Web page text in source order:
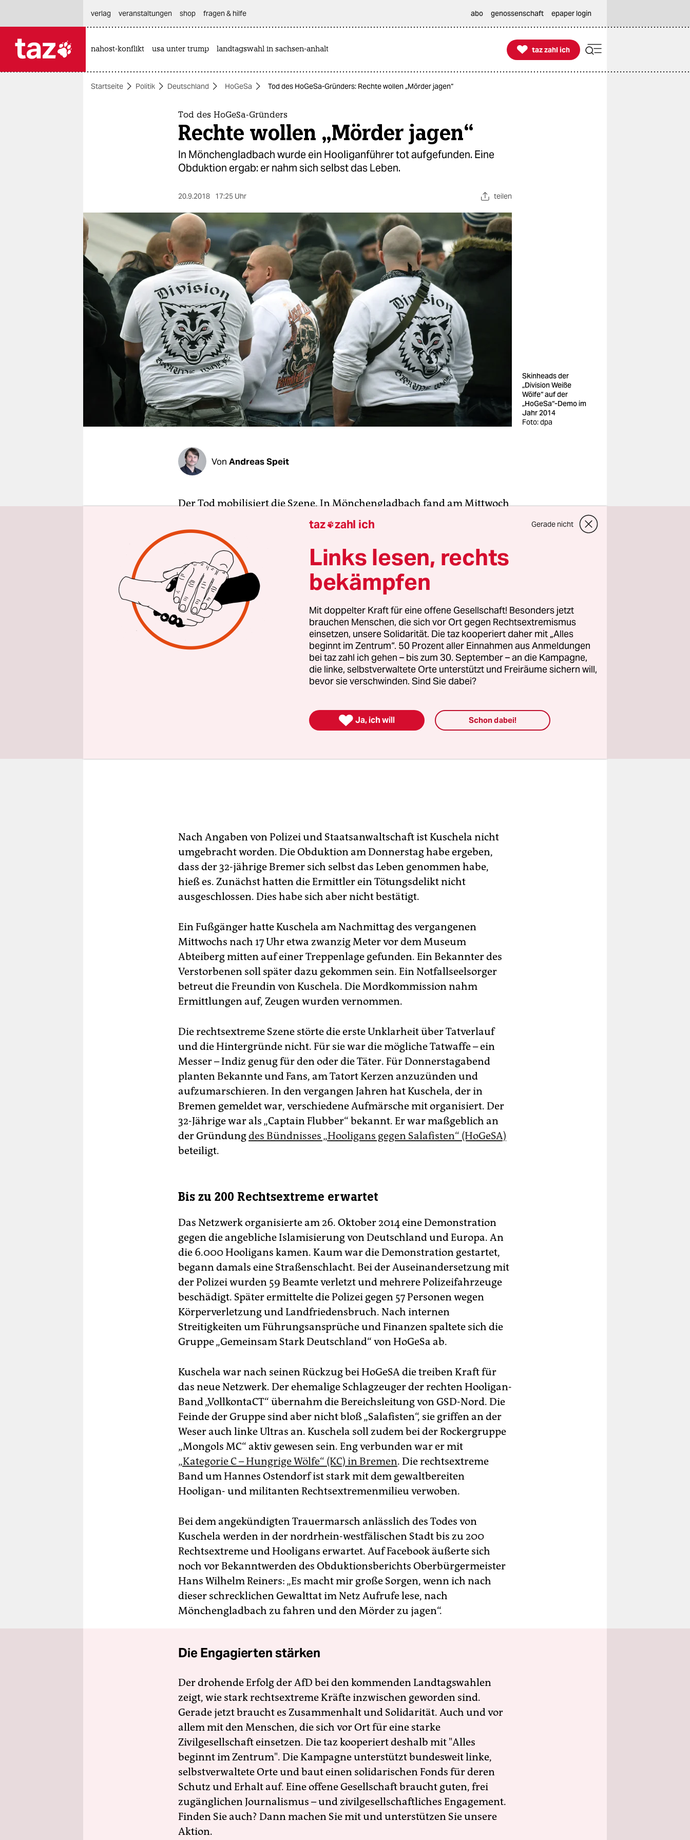
themen
wahrheit
verlag
verlag
veranstaltungen
fragen & hilfe
unterstützen
verlag
veranstaltungen shop fragen & hilfe abo genossenschaft epaper login
nahost-konflikt usa unter trump landtagswahl in sachsen-anhalt 
taz zahl ich
taz zahl ich
Startseite Politik Deutschland HoGeSa Tod des HoGeSa-Gründers: Rechte wollen „Mörder jagen“
Tod des HoGeSa-Gründers
Rechte wollen „Mörder jagen“
In Mönchengladbach wurde ein Hooliganführer tot aufgefunden. Eine
Obduktion ergab: er nahm sich selbst das Leben.
20.9.2018 17:25 Uhr teilen
Skinheads der
„Division Weiße
Wölfe“ auf der
„HoGeSa“-Demo im
Jahr 2014
Foto: dpa
Von Andreas Speit
Der Tod mobilisiert die Szene. In Mönchengladbach fand am Mittwoch
ein Passant den rechtsextremen Hooligananführer Marcel Kuschela
mit Stichverletzungen auf dem Boden in einer Blutlache. Die
Rettungskräfte konnten nur noch den Tod feststellen.
„Die Mobilisierung aus diesem Spektrum ist uns bekannt“, sagt eine
Pressesprecherin der Polizei. Die Anmeldung für einen Marsch läge
vor, aber die Kooperationsgespräche stünden aus. Die Durchführung
des Marsches sei noch nicht sicher, sagt die Sprecherin der taz.
Nach Angaben von Polizei und Staatsanwaltschaft ist Kuschela nicht
umgebracht worden. Die Obduktion am Donnerstag habe ergeben,
dass der 32-jährige Bremer sich selbst das Leben genommen habe,
hieß es. Zunächst hatten die Ermittler ein Tötungsdelikt nicht
ausgeschlossen. Dies habe sich aber nicht bestätigt.
Ein Fußgänger hatte Kuschela am Nachmittag des vergangenen
Mittwochs nach 17 Uhr etwa zwanzig Meter vor dem Museum
Abteiberg mitten auf einer Treppenlage gefunden. Ein Bekannter des
Verstorbenen soll später dazu gekommen sein. Ein Notfallseelsorger
betreut die Freundin von Kuschela. Die Mordkommission nahm
Ermittlungen auf, Zeugen wurden vernommen.
Die rechtsextreme Szene störte die erste Unklarheit über Tatverlauf
und die Hintergründe nicht. Für sie war die mögliche Tatwaffe – ein
Messer – Indiz genug für den oder die Täter. Für Donnerstagabend
planten Bekannte und Fans, am Tatort Kerzen anzuzünden und
aufzumarschieren. In den vergangen Jahren hat Kuschela, der in
Bremen gemeldet war, verschiedene Aufmärsche mit organisiert. Der
32-Jährige war als „Captain Flubber“ bekannt. Er war maßgeblich an
der Gründungdes Bündnisses „Hooligans gegen Salafisten“ (HoGeSA)
beteiligt.
Bis zu 200 Rechtsextreme erwartet
Das Netzwerk organisierte am 26. Oktober 2014 eine Demonstration
gegen die angebliche Islamisierung von Deutschland und Europa. An
die 6.000 Hooligans kamen. Kaum war die Demonstration gestartet,
begann damals eine Straßenschlacht. Bei der Auseinandersetzung mit
der Polizei wurden 59 Beamte verletzt und mehrere Polizeifahrzeuge
beschädigt. Später ermittelte die Polizei gegen 57 Personen wegen
Körperverletzung und Landfriedensbruch. Nach internen
Streitigkeiten um Führungsansprüche und Finanzen spaltete sich die
Gruppe „Gemeinsam Stark Deutschland“ von HoGeSa ab.
Kuschela war nach seinen Rückzug bei HoGeSA die treiben Kraft für
das neue Netzwerk. Der ehemalige Schlagzeuger der rechten Hooligan-
Band „VollkontaCT“ übernahm die Bereichsleitung von GSD-Nord. Die
Feinde der Gruppe sind aber nicht bloß „Salafisten“, sie griffen an der
Weser auch linke Ultras an. Kuschela soll zudem bei der Rockergruppe
„Mongols MC“ aktiv gewesen sein. Eng verbunden war er mit
„Kategorie C – Hungrige Wölfe“ (KC) in Bremen. Die rechtsextreme
Band um Hannes Ostendorf ist stark mit dem gewaltbereiten
Hooligan- und militanten Rechtsextremenmilieu verwoben.
Bei dem angekündigten Trauermarsch anlässlich des Todes von
Kuschela werden in der nordrhein-westfälischen Stadt bis zu 200
Rechtsextreme und Hooligans erwartet. Auf Facebook äußerte sich
noch vor Bekanntwerden des Obduktionsberichts Oberbürgermeister
Hans Wilhelm Reiners: „Es macht mir große Sorgen, wenn ich nach
dieser schrecklichen Gewalttat im Netz Aufrufe lese, nach
Mönchengladbach zu fahren und den Mörder zu jagen“.
Die Engagierten stärken
Der drohende Erfolg der AfD bei den kommenden Landtagswahlen
zeigt, wie stark rechtsextreme Kräfte inzwischen geworden sind.
Gerade jetzt braucht es Zusammenhalt und Solidarität. Auch und vor
allem mit den Menschen, die sich vor Ort für eine starke
Zivilgesellschaft einsetzen. Die taz kooperiert deshalb mit "Alles
beginnt im Zentrum". Die Kampagne unterstützt bundesweit linke,
selbstverwaltete Orte und baut einen solidarischen Fonds für deren
Schutz und Erhalt auf. Eine offene Gesellschaft braucht guten, frei
zugänglichen Journalismus – und zivilgesellschaftliches Engagement.
Finden Sie auch? Dann machen Sie mit und unterstützen Sie unsere
Aktion.
taz zahl ich Gerade nicht
Links lesen, rechts
bekämpfen
Mit doppelter Kraft für eine offene Gesellschaft! Besonders jetzt
brauchen Menschen, die sich vor Ort gegen Rechtsextremismus
einsetzen, unsere Solidarität. Die taz kooperiert daher mit „Alles
beginnt im Zentrum“. 50 Prozent aller Einnahmen aus Anmeldungen
bei taz zahl ich gehen – bis zum 30. September – an die Kampagne,
die linke, selbstverwaltete Orte unterstützt und Freiräume sichern will,
bevor sie verschwinden. Sind Sie dabei?
 Ja, ich will Schon dabei!